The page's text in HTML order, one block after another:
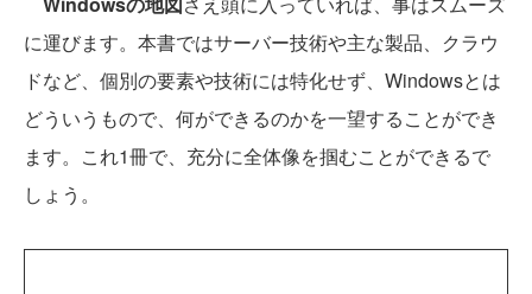
に運びます。本書ではサーバー技術や主な製品、クラウ
ドなど、個別の要素や技術には特化せず、Windowsとは
どういうもので、何ができるのかを一望することができ
ます。これ1冊で、充分に全体像を掴むことができるで
しょう。